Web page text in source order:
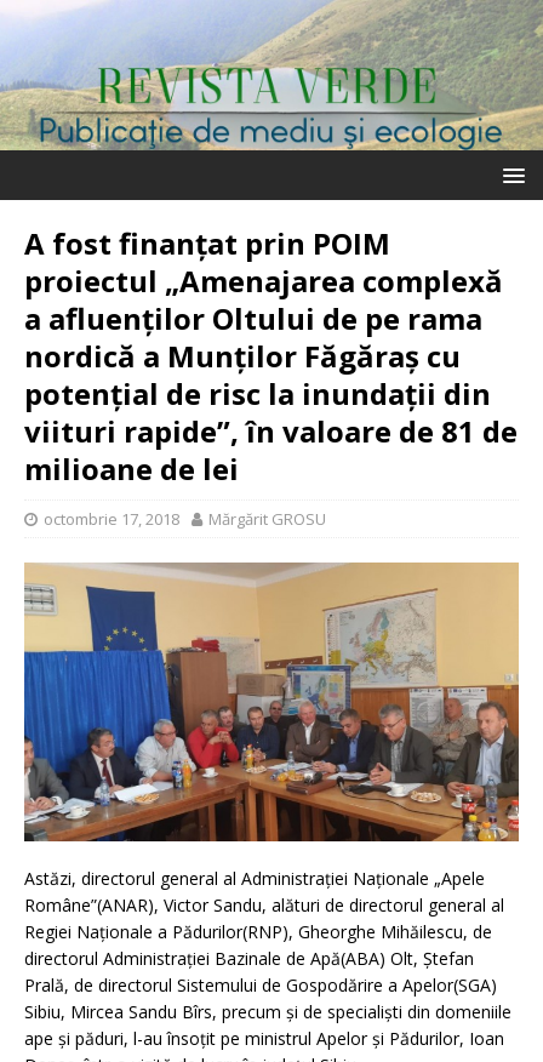
A fost finanțat prin POIM
proiectul „Amenajarea complexă
a afluenților Oltului de pe rama
nordică a Munților Făgăraș cu
potențial de risc la inundații din
viituri rapide”, în valoare de 81 de
milioane de lei
octombrie 17, 2018 Mărgărit GROSU
Astăzi, directorul general al Administrației Naționale „Apele
Române”(ANAR), Victor Sandu, alături de directorul general al
Regiei Naționale a Pădurilor(RNP), Gheorghe Mihăilescu, de
directorul Administrației Bazinale de Apă(ABA) Olt, Ștefan
Prală, de directorul Sistemului de Gospodărire a Apelor(SGA)
Sibiu, Mircea Sandu Bîrs, precum și de specialiști din domeniile
ape și păduri, l-au însoțit pe ministrul Apelor și Pădurilor, Ioan